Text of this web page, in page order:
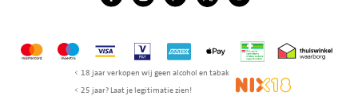
MastercardMaestroVisa Vpay American Express
Apple Pay Thuiswinkel
< 18 jaar verkopen wij geen alcohol en tabak
< 25 jaar? Laat je legitimatie zien!
NIX18